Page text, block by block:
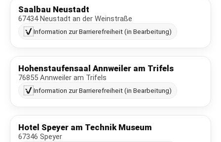
Saalbau Neustadt
67434 Neustadt an der Weinstraße
Information zur Barrierefreiheit (in Bearbeitung)
Hohenstaufensaal Annweiler am Trifels
76855 Annweiler am Trifels
Information zur Barrierefreiheit (in Bearbeitung)
Hotel Speyer am Technik Museum
67346 Speyer